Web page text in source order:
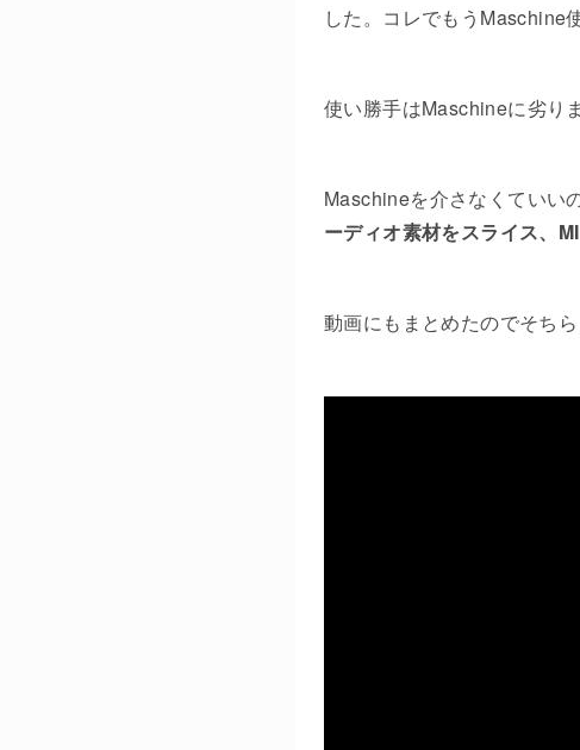
した。コレでもうMaschine
使い勝手はMaschineに劣り
Maschineを介さなくていい
ーディオ素材をスライス、
動画にもまとめたのでそち